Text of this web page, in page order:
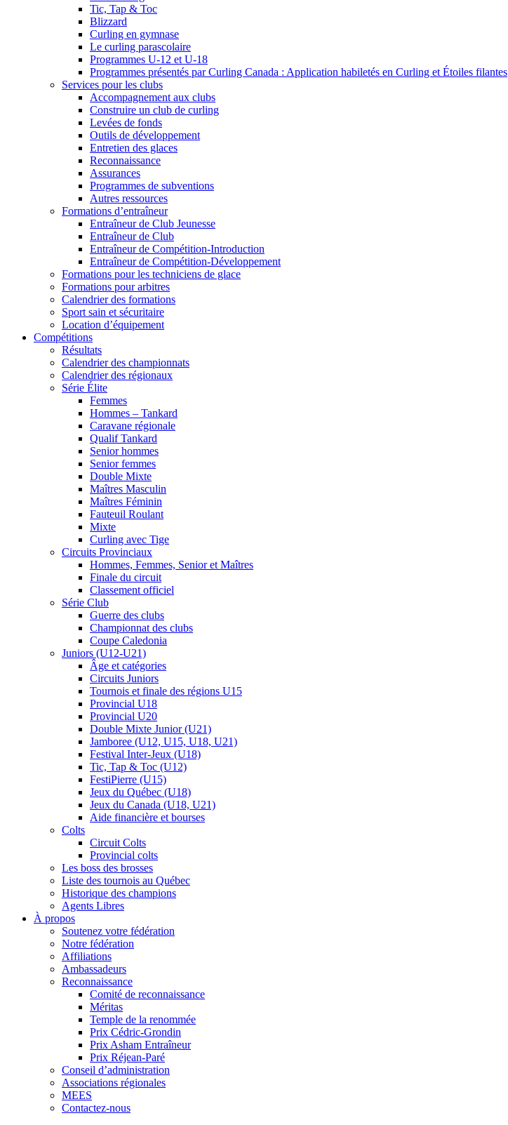
Tic, Tap & Toc
Blizzard
Curling en gymnase
Le curling parascolaire
Programmes U-12 et U-18
Programmes présentés par Curling Canada : Application habiletés en Curling et Étoiles filantes
Services pour les clubs
Accompagnement aux clubs
Construire un club de curling
Levées de fonds
Outils de développement
Entretien des glaces
Reconnaissance
Assurances
Programmes de subventions
Autres ressources
Formations d’entraîneur
Entraîneur de Club Jeunesse
Entraîneur de Club
Entraîneur de Compétition-Introduction
Entraîneur de Compétition-Développement
Formations pour les techniciens de glace
Formations pour arbitres
Calendrier des formations
Sport sain et sécuritaire
Location d’équipement
Compétitions
Résultats
Calendrier des championnats
Calendrier des régionaux
Série Élite
Femmes
Hommes – Tankard
Caravane régionale
Qualif Tankard
Senior hommes
Senior femmes
Double Mixte
Maîtres Masculin
Maîtres Féminin
Fauteuil Roulant
Mixte
Curling avec Tige
Circuits Provinciaux
Hommes, Femmes, Senior et Maîtres
Finale du circuit
Classement officiel
Série Club
Guerre des clubs
Championnat des clubs
Coupe Caledonia
Juniors (U12-U21)
Âge et catégories
Circuits Juniors
Tournois et finale des régions U15
Provincial U18
Provincial U20
Double Mixte Junior (U21)
Jamboree (U12, U15, U18, U21)
Festival Inter-Jeux (U18)
Tic, Tap & Toc (U12)
FestiPierre (U15)
Jeux du Québec (U18)
Jeux du Canada (U18, U21)
Aide financière et bourses
Colts
Circuit Colts
Provincial colts
Les boss des brosses
Liste des tournois au Québec
Historique des champions
Agents Libres
À propos
Soutenez votre fédération
Notre fédération
Affiliations
Ambassadeurs
Reconnaissance
Comité de reconnaissance
Méritas
Temple de la renommée
Prix Cédric-Grondin
Prix Asham Entraîneur
Prix Réjean-Paré
Conseil d’administration
Associations régionales
MEES
Contactez-nous